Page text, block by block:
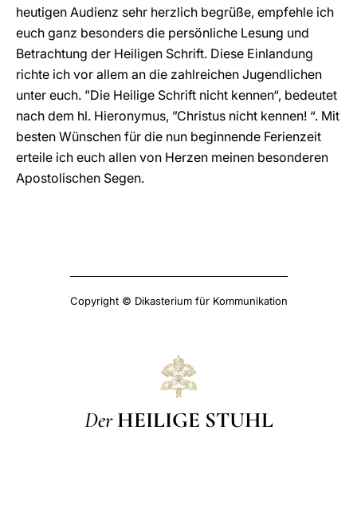
heutigen Audienz sehr herzlich begrüße, empfehle ich
euch ganz besonders die persönliche Lesung und
Betrachtung der Heiligen Schrift. Diese Einlandung
richte ich vor allem an die zahlreichen Jugendlichen
unter euch. ”Die Heilige Schrift nicht kennen“, bedeutet
nach dem hl. Hieronymus, ”Christus nicht kennen! “. Mit
besten Wünschen für die nun beginnende Ferienzeit
erteile ich euch allen von Herzen meinen besonderen
Apostolischen Segen.
Copyright © Dikasterium für Kommunikation
Der HEILIGE STUHL